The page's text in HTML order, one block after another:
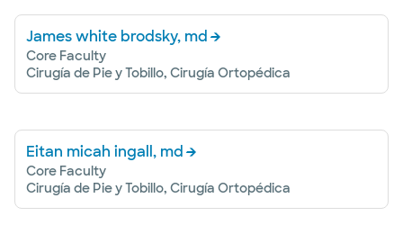
James white brodsky, md
Core Faculty
Cirugía de Pie y Tobillo, Cirugía Ortopédica
Eitan micah ingall, md
Core Faculty
Cirugía de Pie y Tobillo, Cirugía Ortopédica